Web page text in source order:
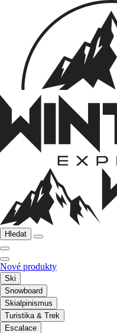
Hledat
Nové produkty
Ski
Snowboard
Skialpinismus
Turistika & Trek
Escalace